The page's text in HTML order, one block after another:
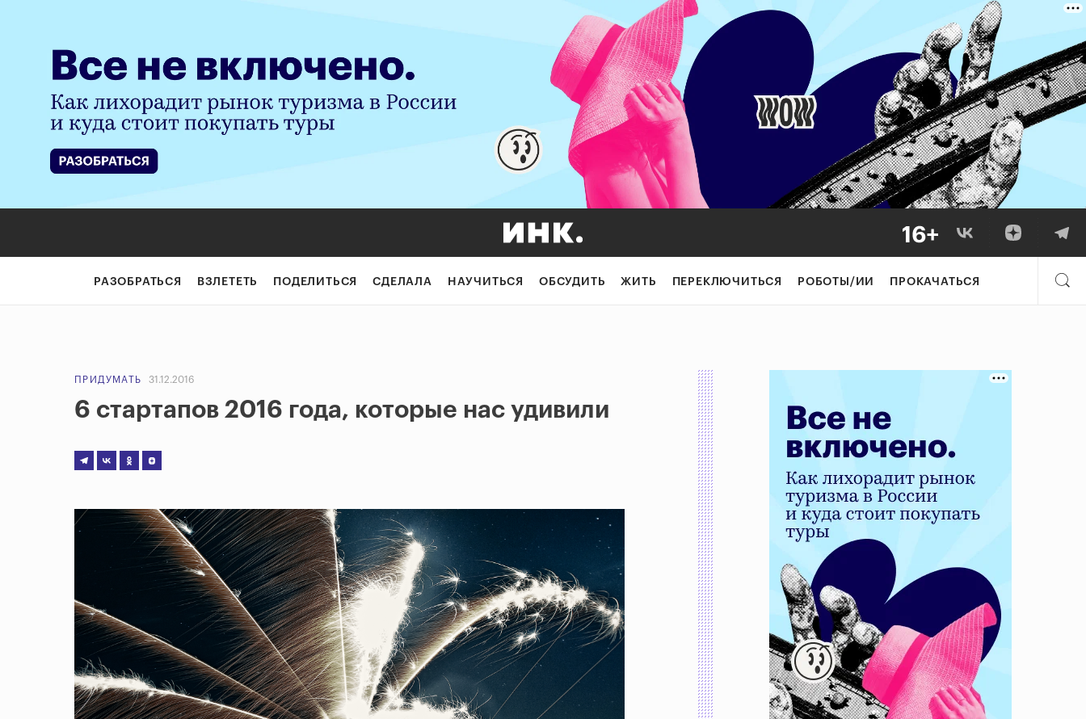
РАЗОБРАТЬСЯ ВЗЛЕТЕТЬ ПОДЕЛИТЬСЯ СДЕЛАЛА НАУЧИТЬСЯ ОБСУДИТЬ ЖИТЬ ПЕРЕКЛЮЧИТЬСЯ РОБОТЫ/ИИ ПРОКАЧАТЬСЯ
ПРИДУМАТЬ 31.12.2016
6 стартапов 2016 года, которые нас удивили